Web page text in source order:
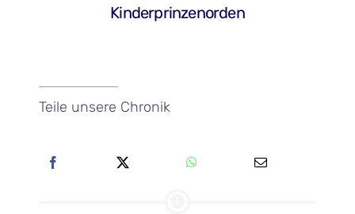
Kinderprinzenorden
Teile unsere Chronik